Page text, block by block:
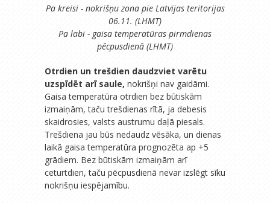
Pa kreisi - nokrišņu zona pie Latvijas teritorijas
06.11. (LHMT)
Pa labi - gaisa temperatūras pirmdienas
pēcpusdienā (LHMT)
Otrdien un trešdien daudzviet varētu
uzspīdēt arī saule, nokrišņi nav gaidāmi.
Gaisa temperatūra otrdien bez būtiskām
izmaiņām, taču trešdienas rītā, ja debesis
skaidrosies, valsts austrumu daļā piesals.
Trešdiena jau būs nedaudz vēsāka, un dienas
laikā gaisa temperatūra prognozēta ap +5
grādiem. Bez būtiskām izmaiņām arī
ceturtdien, taču pēcpusdienā nevar izslēgt sīku
nokrišņu iespējamību.